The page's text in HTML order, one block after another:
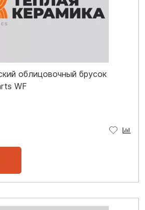
облицовочный брусок
WF